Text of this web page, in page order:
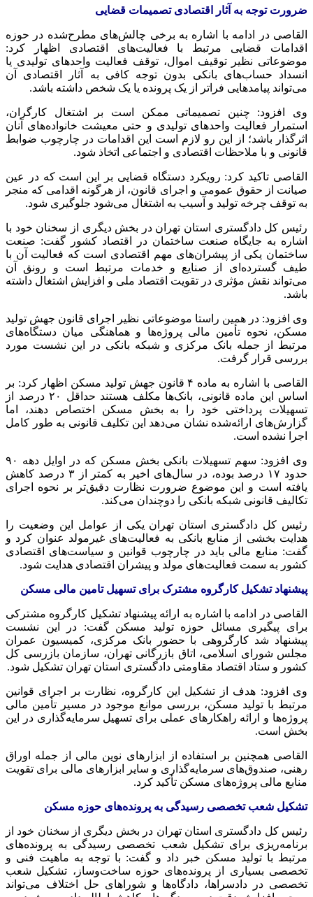
ضرورت توجه به آثار اقتصادی تصمیمات قضایی
القاصی در ادامه با اشاره به برخی چالش‌های مطرح‌شده در حوزه
اقدامات قضایی مرتبط با فعالیت‌های اقتصادی اظهار کرد:
موضوعاتی نظیر توقیف اموال، توقف فعالیت واحدهای تولیدی یا
انسداد حساب‌های بانکی بدون توجه کافی به آثار اقتصادی آن
می‌تواند پیامدهایی فراتر از یک پرونده یا یک شخص داشته باشد.
وی افزود: چنین تصمیماتی ممکن است بر اشتغال کارگران،
استمرار فعالیت واحدهای تولیدی و حتی معیشت خانواده‌های آنان
اثرگذار باشد؛ از این رو لازم است این اقدامات در چارچوب ضوابط
قانونی و با ملاحظات اقتصادی و اجتماعی اتخاذ شود.
القاصی تاکید کرد: رویکرد دستگاه قضایی بر این است که در عین
صیانت از حقوق عمومی و اجرای قانون، از هرگونه اقدامی که منجر
به توقف چرخه تولید و آسیب به اشتغال می‌شود جلوگیری شود.
رئیس کل دادگستری استان تهران در بخش دیگری از سخنان خود با
اشاره به جایگاه صنعت ساختمان در اقتصاد کشور گفت: صنعت
ساختمان یکی از پیشران‌های مهم اقتصادی است که فعالیت آن با
طیف گسترده‌ای از صنایع و خدمات مرتبط است و رونق آن
می‌تواند نقش مؤثری در تقویت اقتصاد ملی و افزایش اشتغال داشته
باشد.
وی افزود: در همین راستا موضوعاتی نظیر اجرای قانون جهش تولید
مسکن، نحوه تأمین مالی پروژه‌ها و هماهنگی میان دستگاه‌های
مرتبط از جمله بانک مرکزی و شبکه بانکی در این نشست مورد
بررسی قرار گرفت.
القاصی با اشاره به ماده ۴ قانون جهش تولید مسکن اظهار کرد: بر
اساس این ماده قانونی، بانک‌ها مکلف هستند حداقل ۲۰ درصد از
تسهیلات پرداختی خود را به بخش مسکن اختصاص دهند، اما
گزارش‌های ارائه‌شده نشان می‌دهد این تکلیف قانونی به طور کامل
اجرا نشده است.
وی افزود: سهم تسهیلات بانکی بخش مسکن که در اوایل دهه ۹۰
حدود ۱۷ درصد بوده، در سال‌های اخیر به کمتر از ۳ درصد کاهش
یافته است و این موضوع ضرورت نظارت دقیق‌تر بر نحوه اجرای
تکالیف قانونی شبکه بانکی را دوچندان می‌کند.
رئیس کل دادگستری استان تهران یکی از عوامل این وضعیت را
هدایت بخشی از منابع بانکی به فعالیت‌های غیرمولد عنوان کرد و
گفت: منابع مالی باید در چارچوب قوانین و سیاست‌های اقتصادی
کشور به سمت فعالیت‌های مولد و پیشران اقتصادی هدایت شود.
پیشنهاد تشکیل کارگروه مشترک برای تسهیل تامین مالی مسکن
القاصی در ادامه با اشاره به ارائه پیشنهاد تشکیل کارگروه مشترکی
برای پیگیری مسائل حوزه تولید مسکن گفت: در این نشست
پیشنهاد شد کارگروهی با حضور بانک مرکزی، کمیسیون عمران
مجلس شورای اسلامی، اتاق بازرگانی تهران، سازمان بازرسی کل
کشور و ستاد اقتصاد مقاومتی دادگستری استان تهران تشکیل شود.
وی افزود: هدف از تشکیل این کارگروه، نظارت بر اجرای قوانین
مرتبط با تولید مسکن، بررسی موانع موجود در مسیر تأمین مالی
پروژه‌ها و ارائه راهکارهای عملی برای تسهیل سرمایه‌گذاری در این
بخش است.
القاصی همچنین بر استفاده از ابزارهای نوین مالی از جمله اوراق
رهنی، صندوق‌های سرمایه‌گذاری و سایر ابزارهای مالی برای تقویت
منابع مالی پروژه‌های مسکن تأکید کرد.
تشکیل شعب تخصصی رسیدگی به پرونده‌های حوزه مسکن
رئیس کل دادگستری استان تهران در بخش دیگری از سخنان خود از
برنامه‌ریزی برای تشکیل شعب تخصصی رسیدگی به پرونده‌های
مرتبط با تولید مسکن خبر داد و گفت: با توجه به ماهیت فنی و
تخصصی بسیاری از پرونده‌های حوزه ساخت‌وساز، تشکیل شعب
تخصصی در دادسراها، دادگاه‌ها و شوراهای حل اختلاف می‌تواند